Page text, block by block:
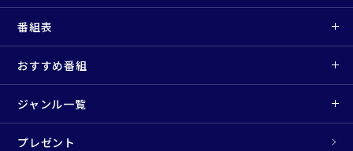
番組表
おすすめ番組
ジャンル一覧
プレゼント